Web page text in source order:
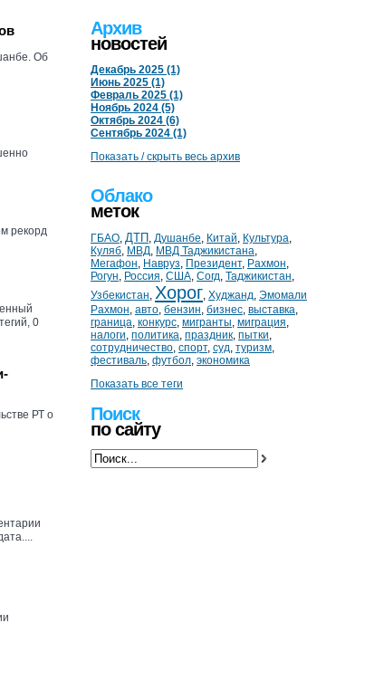
Об
рекорд
0
РТ о
Архив
новостей
Декабрь 2025 (1)
Июнь 2025 (1)
Февраль 2025 (1)
Ноябрь 2024 (5)
Октябрь 2024 (6)
Сентябрь 2024 (1)
Показать / скрыть весь архив
Облако
меток
ГБАО, ДТП , Душанбе, Китай, Культура,
Куляб, МВД, МВД Таджикистана,
Мегафон, Навруз, Президент, Рахмон,
Рогун, Россия, США, Согд, Таджикистан,
Узбекистан, Хорог, Худжанд, Эмомали
Рахмон, авто, бензин, бизнес, выставка,
граница, конкурс, мигранты, миграция,
налоги, политика, праздник, пытки,
сотрудничество, спорт, суд, туризм,
фестиваль, футбол, экономика
Показать все теги
Поиск
по сайту